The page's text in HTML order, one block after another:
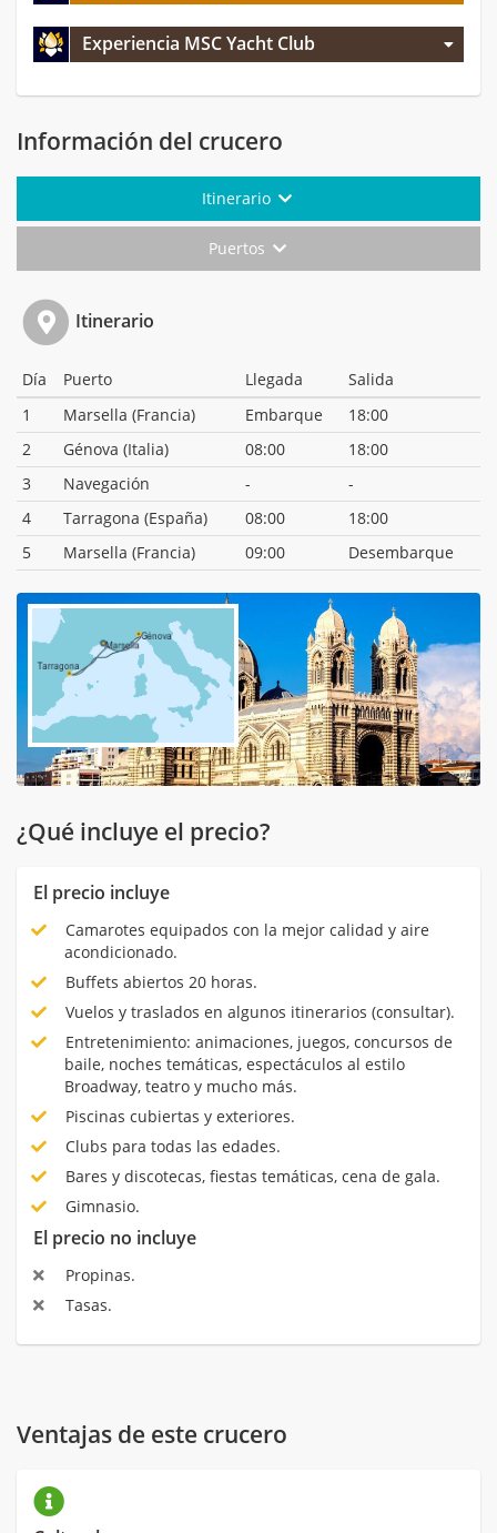
Experiencia MSC Yacht Club
Información del crucero
Itinerario
Puertos
Itinerario
Día Puerto Llegada
Salida
1
Marsella (Francia) Embarque
18:00
2
Génova (Italia) 08:00
18:00
3
Navegación -
-
4
Tarragona (España) 08:00
18:00
5
Marsella (Francia) 09:00 Desembarque
¿Qué incluye el precio?
El precio incluye
Camarotes equipados con la mejor calidad y aire
acondicionado.
Buffets abiertos 20 horas.
Vuelos y traslados en algunos itinerarios (consultar).
Entretenimiento: animaciones, juegos, concursos de
baile, noches temáticas, espectáculos al estilo
Broadway, teatro y mucho más.
Piscinas cubiertas y exteriores.
Clubs para todas las edades.
Bares y discotecas, fiestas temáticas, cena de gala.
Gimnasio.
El precio no incluye
Propinas.
Tasas.
Ventajas de este crucero